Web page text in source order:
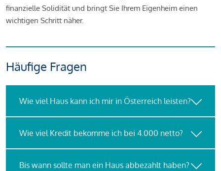
finanzielle Solidität und bringt Sie Ihrem Eigenheim einen
wichtigen Schritt näher.
Häufige Fragen
Wie viel Haus kann ich mir in Österreich leisten?
Wie viel Kredit bekomme ich bei 4.000 netto?
Bis wann sollte man ein Haus abbezahlt haben?